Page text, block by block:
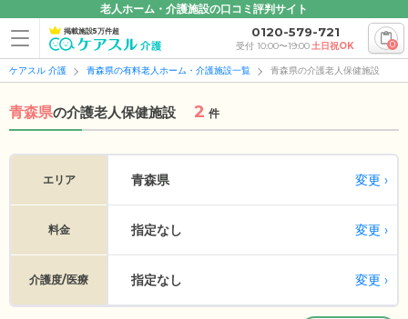
老人ホーム・介護施設の口コミ評判サイト
掲載施設5万件超 0120-579-721
受付 10:00〜19:00土日祝OK 0
ケアスル 介護 青森県の有料老人ホーム・介護施設一覧 青森県の介護老人保健施設
青森県の介護老人保健施設 2 件
エリア 青森県 変更
料金 指定なし 変更
介護度/医療 指定なし 変更